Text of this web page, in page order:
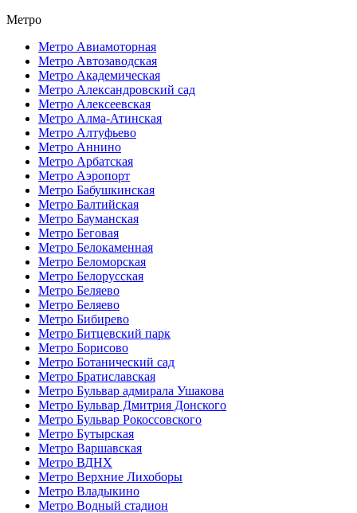
Метро
Метро Авиамоторная
Метро Автозаводская
Метро Академическая
Метро Александровский сад
Метро Алексеевская
Метро Алма-Атинская
Метро Алтуфьево
Метро Аннино
Метро Арбатская
Метро Аэропорт
Метро Бабушкинская
Метро Балтийская
Метро Бауманская
Метро Беговая
Метро Белокаменная
Метро Беломорская
Метро Белорусская
Метро Беляево
Метро Беляево
Метро Бибирево
Метро Битцевский парк
Метро Борисово
Метро Ботанический сад
Метро Братиславская
Метро Бульвар адмирала Ушакова
Метро Бульвар Дмитрия Донского
Метро Бульвар Рокоссовского
Метро Бутырская
Метро Варшавская
Метро ВДНХ
Метро Верхние Лихоборы
Метро Владыкино
Метро Водный стадион